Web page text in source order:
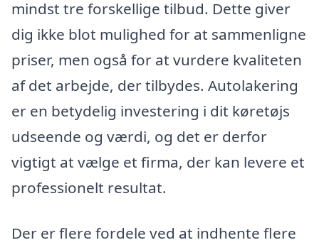
mindst tre forskellige tilbud. Dette giver
dig ikke blot mulighed for at sammenligne
priser, men også for at vurdere kvaliteten
af det arbejde, der tilbydes. Autolakering
er en betydelig investering i dit køretøjs
udseende og værdi, og det er derfor
vigtigt at vælge et firma, der kan levere et
professionelt resultat.
Der er flere fordele ved at indhente flere